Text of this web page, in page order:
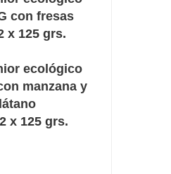
con fresas
x 125 grs.
ecológico
manzana y
x 125 grs.